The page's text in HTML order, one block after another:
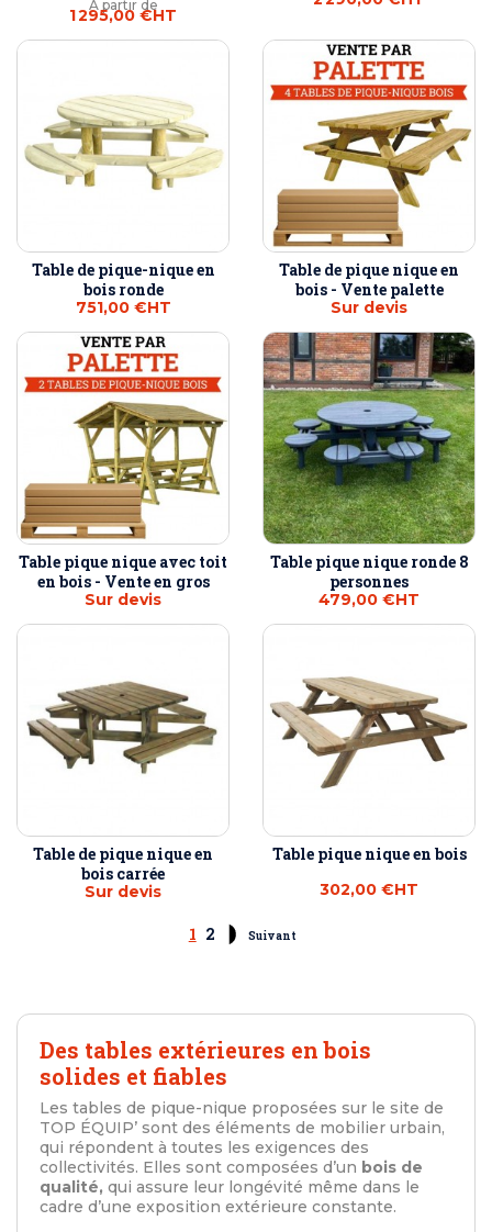
À partir de
1 295,00 €HT
Table de pique-nique en
bois ronde
751,00 €HT
Table de pique nique en
bois - Vente palette
Sur devis
Table pique nique avec toit
en bois - Vente en gros
Sur devis
Table pique nique ronde 8
personnes
479,00 €HT
Table de pique nique en
bois carrée
Sur devis
Table pique nique en bois
302,00 €HT
1 2 Suivant
Des tables extérieures en bois
solides et fiables
Les tables de pique-nique proposées sur le site de
TOP ÉQUIP’ sont des éléments de mobilier urbain,
qui répondent à toutes les exigences des
collectivités. Elles sont composées d’un bois de
qualité, qui assure leur longévité même dans le
cadre d’une exposition extérieure constante.